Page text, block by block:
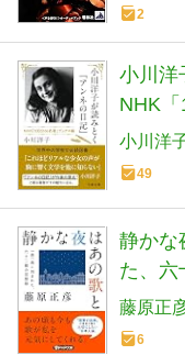
2
小川洋
NHK
文庫 お
小川洋
49
静かな
た、六
藤原正
6